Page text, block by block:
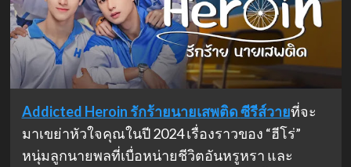
Addicted Heroin รักร้ายนายเสพติดซีรีส์วายที่จะ
มาเขย่าหัวใจคุณในปี 2024 เรื่องราวของ “ฮีโร่”
หนุ่มลูกนายพลที่เบื่อหน่ายชีวิตอันหรูหรา และ